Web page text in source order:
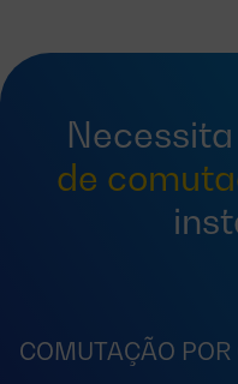
de
COMUTAÇÃO POR